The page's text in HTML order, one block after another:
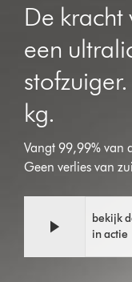
De kracht
een
kg.
Vangt 99,99% van
Geen verlies van
bekijk
in actie